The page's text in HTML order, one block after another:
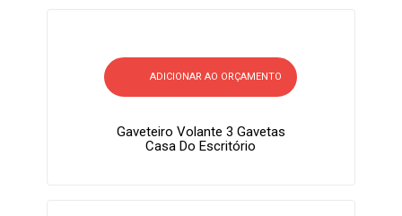
ADICIONAR AO ORÇAMENTO
Gaveteiro Volante 3 Gavetas
Casa Do Escritório